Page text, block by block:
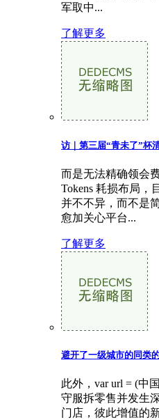
军取中...
了解更多
访｜第三届“青未了”杯
而是无法精确领会
Tokens 耗损布局，
并不不异，而不是
愈加关心平台...
了解更多
避开了一级城市的同类
此外，var url = (中
守服拆零售并发生
门店，彼此增值的